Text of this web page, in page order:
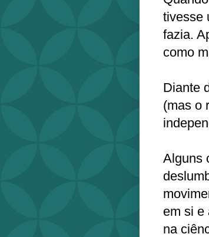
tivesse
fazia.
como
Diante
(mas o
Alguns
em si e
na